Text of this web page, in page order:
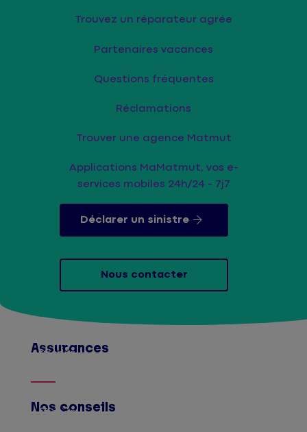
Trouvez un réparateur agrée
Partenaires vacances
Questions fréquentes
Réclamations
Trouver une agence Matmut
Applications MaMatmut, vos e-
services mobiles 24h/24 - 7j7
Déclarer un sinistre
Nous contacter
Assurances
Afficher
Nos conseils
Afficher